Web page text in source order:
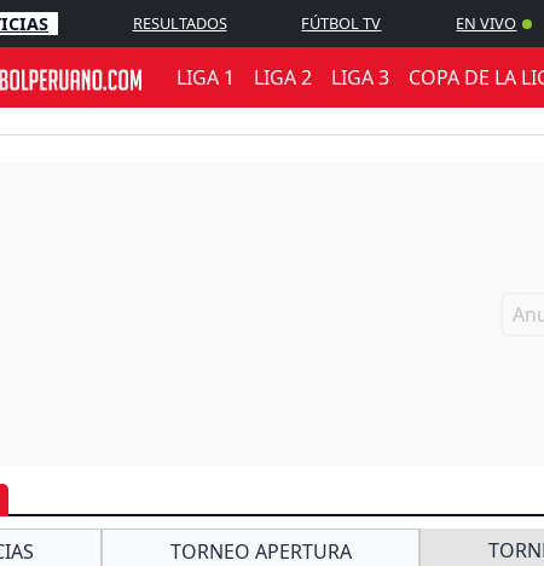
RESULTADOS FÚTBOL TV EN VIVO
LIGA 1 LIGA 2 LIGA 3 COPA DE LA
TORNEO APERTURA